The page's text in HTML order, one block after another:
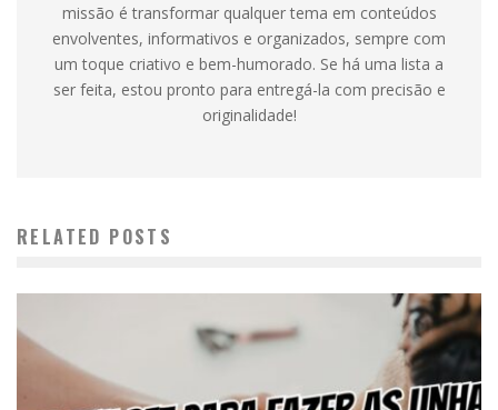
missão é transformar qualquer tema em conteúdos
envolventes, informativos e organizados, sempre com
um toque criativo e bem-humorado. Se há uma lista a
ser feita, estou pronto para entregá-la com precisão e
originalidade!
RELATED POSTS